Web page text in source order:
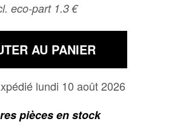
eco-part 1.3 €
AU PANIER
lundi 10 août 2026
pièces en stock